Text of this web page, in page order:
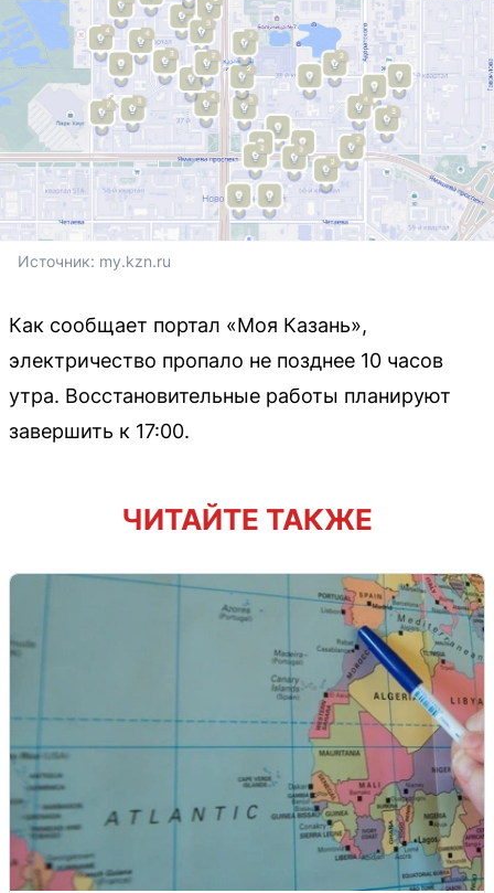
Источник: my.kzn.ru
Как сообщает портал «Моя Казань»,
электричество пропало не позднее 10 часов
утра. Восстановительные работы планируют
завершить к 17:00.
ЧИТАЙТЕ ТАКЖЕ